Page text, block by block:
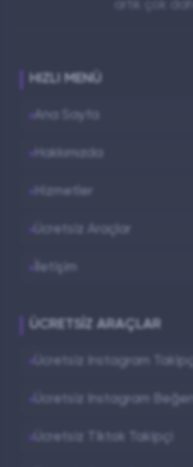
HIZLI MENÜ
Ana Sayfa
Hizmetler
Ücretsiz Araçlar
İletişim
ÜCRETSIZ ARAÇLAR
Ücretsiz Instagram Takipçi
Ücretsiz Instagram Beğeni
Ücretsiz Tiktok Takipçi